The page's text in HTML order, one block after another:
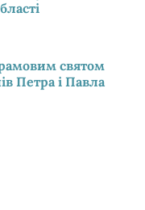
святом
Петра і Павла